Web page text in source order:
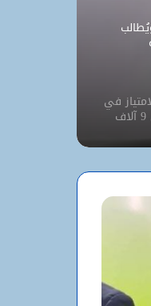
في
عموم موريتانيا بمشاركة أكثر من 9 آلاف
للتفرد